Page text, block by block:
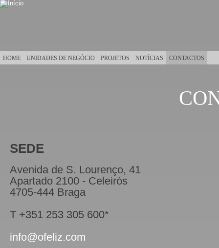
Passar para o conteúdo principal
HOME UNIDADES DE NEGÓCIO PROJETOS NOTÍCIAS CONTACTOS
SEDE
Avenida de S. Lourenço, 41
Apartado 2100 - Celeirós
4705-444 Braga
T +351 253 305 600*
info@ofeliz.com